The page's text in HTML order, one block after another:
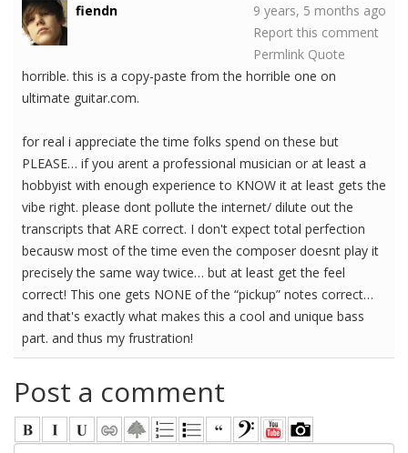
fiendn
9 years, 5 months ago
Report this comment
Permlink Quote
horrible. this is a copy-paste from the horrible one on
ultimate guitar.com.
for real i appreciate the time folks spend on these but
PLEASE… if you arent a professional musician or at least a
hobbyist with enough experience to KNOW it at least gets the
vibe right. please dont pollute the internet/ dilute out the
transcripts that ARE correct. I don't expect total perfection
becausw most of the time even the composer doesnt play it
precisely the same way twice… but at least get the feel
correct! This one gets NONE of the “pickup” notes correct…
and that's exactly what makes this a cool and unique bass
part. and thus my frustration!
Post a comment